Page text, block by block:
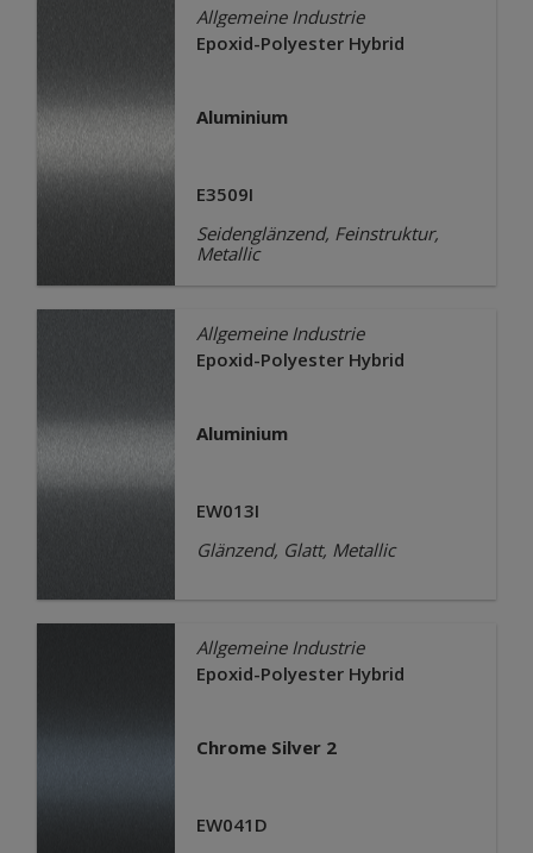
Allgemeine Industrie
Epoxid-Polyester Hybrid
Aluminium
E3509I
Seidenglänzend, Feinstruktur,
Metallic
Allgemeine Industrie
Epoxid-Polyester Hybrid
Aluminium
EW013I
Glänzend, Glatt, Metallic
Allgemeine Industrie
Epoxid-Polyester Hybrid
Chrome Silver 2
EW041D